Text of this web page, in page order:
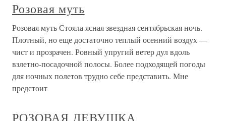
Розовая муть
Розовая муть Стояла ясная звездная сентябрьская ночь.
Плотный, но еще достаточно теплый осенний воздух —
чист и прозрачен. Ровный упругий ветер дул вдоль
взлетно-посадочной полосы. Более подходящей погоды
для ночных полетов трудно себе представить. Мне
предстоит
РОЗОВАЯ ДЕВУШКА